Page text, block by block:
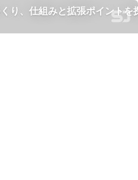
り、仕組みと拡張ポイントを